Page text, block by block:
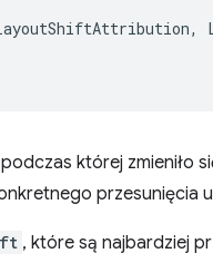
,
której zmieniło
przesunięcia
, które są najbardziej